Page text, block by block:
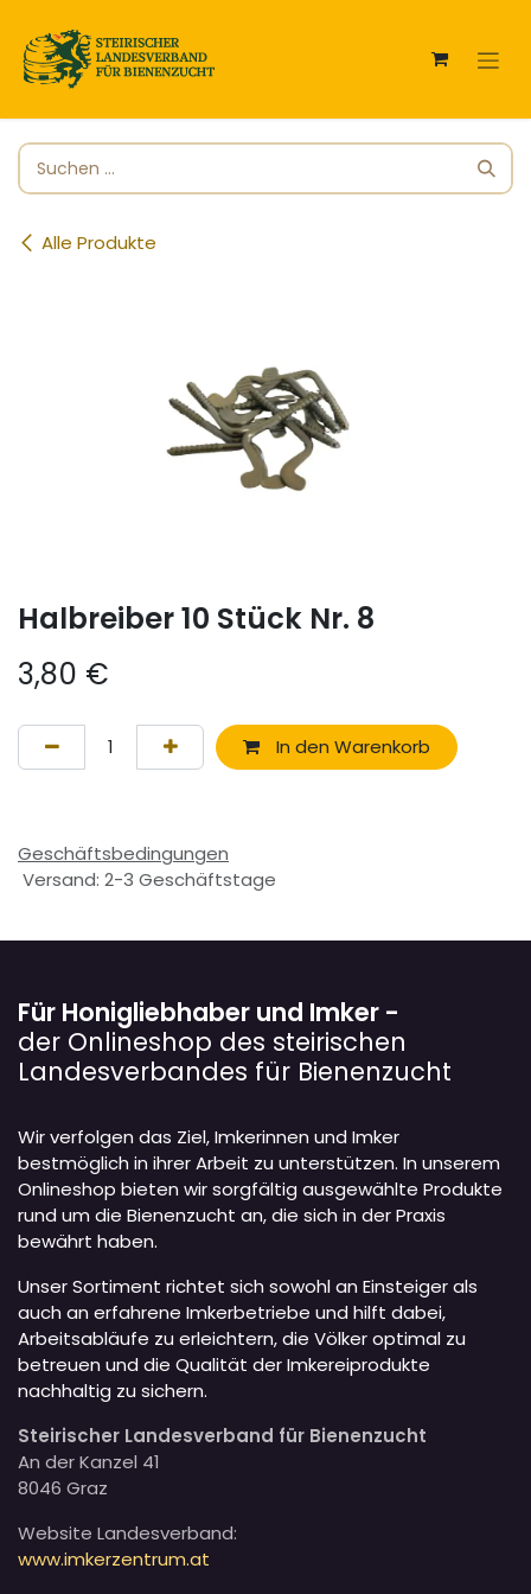
Alle Produkte
Halbreiber 10 Stück Nr. 8
3,80 €
In den Warenkorb
Geschäftsbedingungen
Versand: 2-3 Geschäftstage
Für Honigliebhaber und Imker -
der Onlineshop des steirischen
Landesverbandes für Bienenzucht
Wir verfolgen das Ziel, Imkerinnen und Imker
bestmöglich in ihrer Arbeit zu unterstützen. In unserem
Onlineshop bieten wir sorgfältig ausgewählte Produkte
rund um die Bienenzucht an, die sich in der Praxis
bewährt haben.
Unser Sortiment richtet sich sowohl an Einsteiger als
auch an erfahrene Imkerbetriebe und hilft dabei,
Arbeitsabläufe zu erleichtern, die Völker optimal zu
betreuen und die Qualität der Imkereiprodukte
nachhaltig zu sichern.
Steirischer Landesverband für Bienenzucht
An der Kanzel 41
8046 Graz
Website Landesverband:
www.imkerzentrum.at